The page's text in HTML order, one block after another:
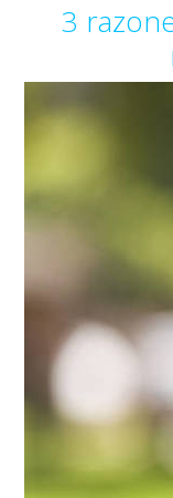
Conoce cual
3